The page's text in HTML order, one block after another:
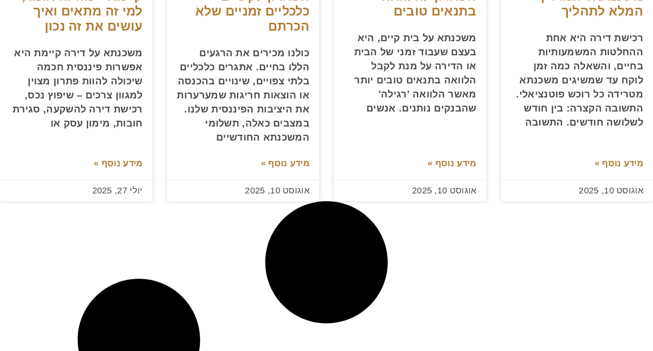
המלא לתהליך
רכישת דירה היא אחת
ההחלטות המשמעותיות
בחיים, והשאלה כמה זמן
לוקח עד שמשיגים משכנתא
מטרידה כל רוכש פוטנציאלי.
התשובה הקצרה: בין חודש
לשלושה חודשים. התשובה
מידע נוסף »
אוגוסט 10, 2025
בתנאים טובים
משכנתא על בית קיים, היא
בעצם שעבוד זמני של הבית
או הדירה על מנת לקבל
הלוואה בתנאים טובים יותר
מאשר הלוואה 'רגילה'
שהבנקים נותנים. אנשים
מידע נוסף »
אוגוסט 10, 2025
כלכליים זמניים שלא
הכרתם
כולנו מכירים את הרגעים
הללו בחיים. אתגרים כלכליים
בלתי צפויים, שינויים בהכנסה
או הוצאות חריגות שמערערות
את היציבות הפיננסית שלנו.
במצבים כאלה, תשלומי
המשכנתא החודשיים
מידע נוסף »
אוגוסט 10, 2025
למי זה מתאים ואיך
עושים את זה נכון
משכנתא על דירה קיימת היא
אפשרות פיננסית חכמה
שיכולה להוות פתרון מצוין
למגוון צרכים – שיפוץ נכס,
רכישת דירה להשקעה, סגירת
חובות, מימון עסק או
מידע נוסף »
יולי 27, 2025